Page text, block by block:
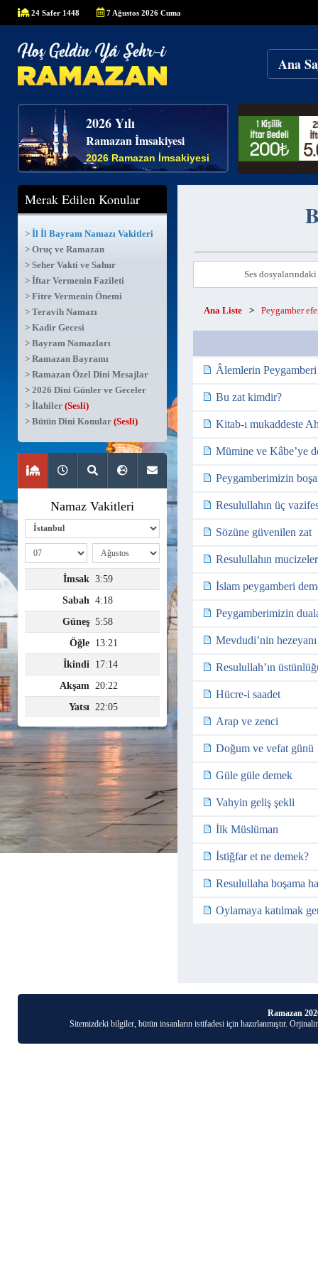
24 Safer 1448 7 Ağustos 2026 Cuma
Ana
2026 Yılı
Ramazan İmsakiyesi
2026 Ramazan İmsakiyesi
Merak Edilen Konular
> İl İl Bayram Namazı Vakitleri
> Oruç ve Ramazan
> Seher Vakti ve Sahur
> İftar Vermenin Fazileti
> Fitre Vermenin Önemi
> Teravih Namazı
> Kadir Gecesi
> Bayram Namazları
> Ramazan Bayramı
> Ramazan Özel Dini Mesajlar
> 2026 Dini Günler ve Geceler
> İlahiler (Sesli)
> Bütün Dini Konular (Sesli)
Ses
Ana Liste > Peygamber
Âlemlerin Peygamberi
Bu zat kimdir?
Kitab-ı mukaddeste
Mümine ve Kâbe’ye
Peygamberimizin
Resulullahın üç
Sözüne güvenilen zat
Resulullahın
İslam peygamberi
Peygamberimizin
Mevdudi’nin hezeyanı
Resulullah’ın
Hücre-i saadet
Arap ve zenci
Doğum ve vefat günü
Güle güle demek
Vahyin geliş şekli
İlk Müslüman
İstiğfar et ne demek?
Resulullaha boşama
Oylamaya katılmak
Ramazan
Sitemizdeki bilgiler, bütün insanların istifadesi için hazırlanmıştır.